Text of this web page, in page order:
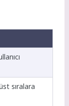
sıralara